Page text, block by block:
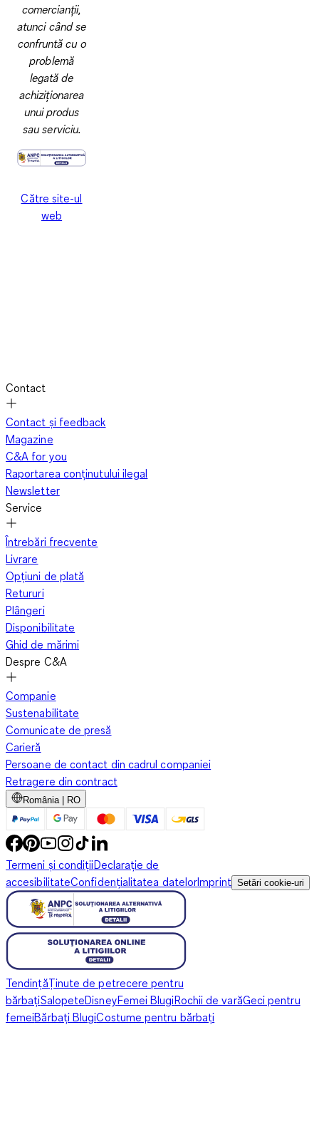
comercianții,
atunci când se
confruntă cu o
problemă
legată de
achiziționarea
unui produs
sau serviciu.
Către site-ul
web
Contact
Contact și feedback
Magazine
C&A for you
Raportarea conținutului ilegal
Newsletter
Service
Întrebări frecvente
Livrare
Opțiuni de plată
Retururi
Plângeri
Disponibilitate
Ghid de mărimi
Despre C&A
Companie
Sustenabilitate
Comunicate de presă
Carieră
Persoane de contact din cadrul companiei
Retragere din contract
România | RO
Termeni și condițiiDeclarație de
accesibilitateConfidențialitatea datelorImprint Setări cookie-uri
TendințăȚinute de petrecere pentru
bărbațiSalopeteDisneyFemei BlugiRochii de varăGeci pentru
femeiBărbați BlugiCostume pentru bărbați